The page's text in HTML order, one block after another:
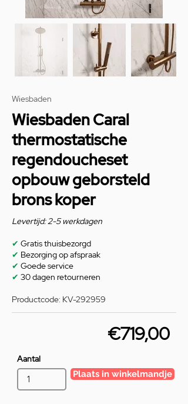
Wiesbaden
Wiesbaden Caral
thermostatische
regendoucheset
opbouw geborsteld
brons koper
Levertijd: 2-5 werkdagen
✔ Gratis thuisbezorgd
✔ Bezorging op afspraak
✔ Goede service
✔ 30 dagen retourneren
Productcode: KV-292959
€719,00
Aantal
Plaats in winkelmandje